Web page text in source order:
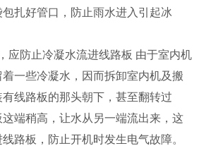
扎好管口，防止雨水进入引起冰
防止冷凝水流进线路板 由于室内机
一些冷凝水，因而拆卸室内机及搬
线路板的那头朝下，甚至翻转过
端稍高，让水从另一端流出来，这
路板，防止开机时发生电气故障。